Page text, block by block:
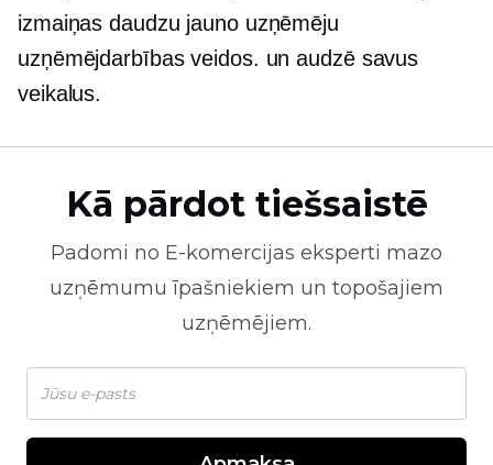
izmaiņas daudzu jauno uzņēmēju
uzņēmējdarbības veidos. un audzē savus
veikalus.
Kā pārdot tiešsaistē
Padomi no E-komercijas eksperti mazo
uzņēmumu īpašniekiem un topošajiem
uzņēmējiem.